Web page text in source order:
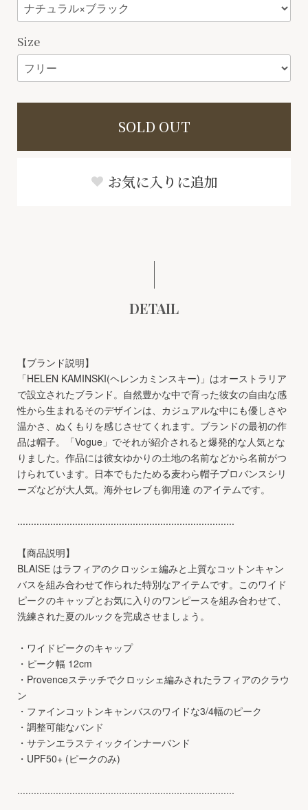
Size
SOLD OUT
お気に入りに追加
DETAIL
【ブランド説明】
「HELEN KAMINSKI(ヘレンカミンスキー)」はオーストラリア
で設立されたブランド。自然豊かな中で育った彼女の自由な感
性から生まれるそのデザインは、カジュアルな中にも優しさや
温かさ、ぬくもりを感じさせてくれます。ブランドの最初の作
品は帽子。「Vogue」でそれが紹介されると爆発的な人気とな
りました。作品には彼女ゆかりの土地の名前などから名前がつ
けられています。日本でもたためる麦わら帽子プロバンスシリ
ーズなどが大人気。海外セレブも御用達 のアイテムです。
...............................................................................
【商品説明】
BLAISE はラフィアのクロッシェ編みと上質なコットンキャン
バスを組み合わせて作られた特別なアイテムです。このワイド
ピークのキャップとお気に入りのワンピースを組み合わせて、
洗練された夏のルックを完成させましょう。
・ワイドピークのキャップ
・ピーク幅 12cm
・Provenceステッチでクロッシェ編みされたラフィアのクラウ
ン
・ファインコットンキャンバスのワイドな3/4幅のピーク
・調整可能なバンド
・サテンエラスティックインナーバンド
・UPF50+ (ピークのみ)
...............................................................................